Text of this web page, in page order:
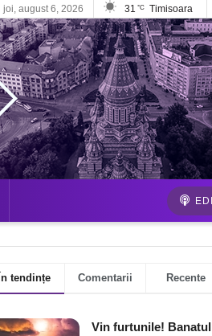
joi, august 6, 2026 31 °C Timisoara
În tendințe Comentarii Recente
Vin furtunile!